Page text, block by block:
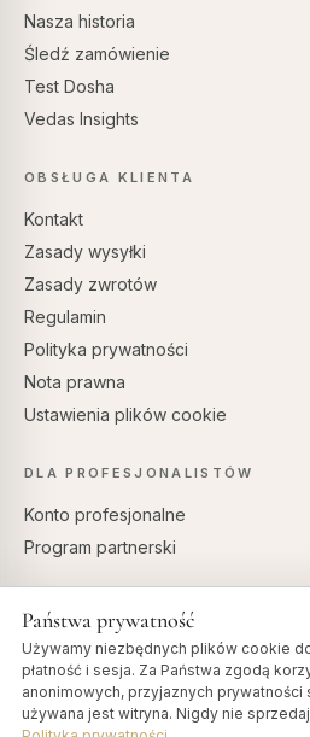
Nasza historia
Śledź zamówienie
Test Dosha
Vedas Insights
OBSŁUGA KLIENTA
Kontakt
Zasady wysyłki
Zasady zwrotów
Regulamin
Polityka prywatności
Nota prawna
Ustawienia plików cookie
DLA PROFESJONALISTÓW
Konto profesjonalne
Program partnerski
BEZPIECZNE
Państwa prywatność
Używamy niezbędnych plików cookie
płatność i sesja. Za Państwa zgodą
anonimowych, przyjaznych
używana jest witryna. Nigdy nie